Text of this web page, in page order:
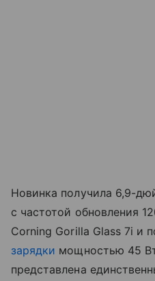
Новинка получила 6,9-
с частотой обновления
Corning Gorilla Glass 7i и
зарядки мощностью 45
представлена